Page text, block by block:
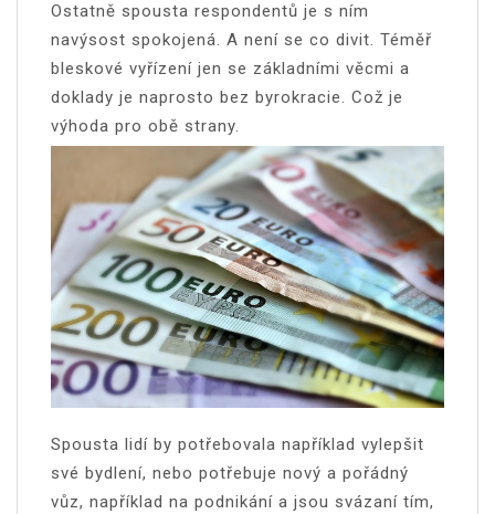
Ostatně spousta respondentů je s ním
navýsost spokojená. A není se co divit. Téměř
bleskové vyřízení jen se základními věcmi a
doklady je naprosto bez byrokracie. Což je
výhoda pro obě strany.
Spousta lidí by potřebovala například vylepšit
své bydlení, nebo potřebuje nový a pořádný
vůz, například na podnikání a jsou svázaní tím,